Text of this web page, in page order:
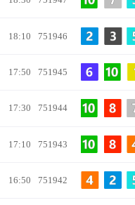
18:10 751946
17:50 751945
17:30 751944
17:10 751943
16:50 751942